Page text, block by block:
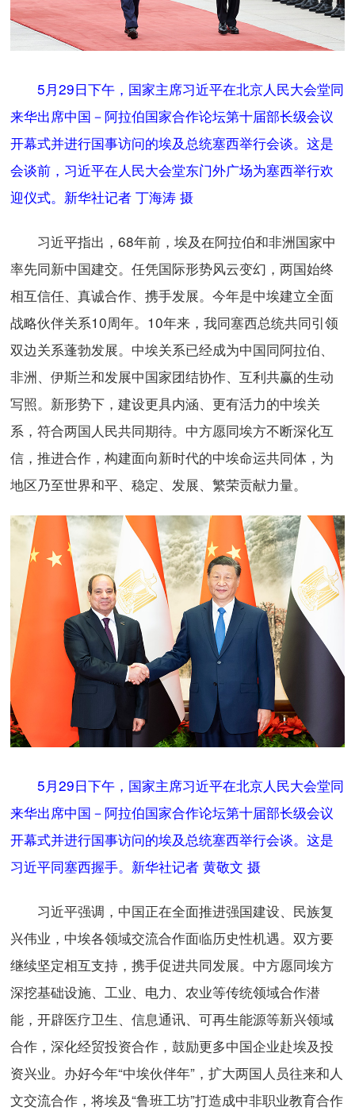
5月29日下午，国家主席习近平在北京人民大会堂同
来华出席中国－阿拉伯国家合作论坛第十届部长级会议
开幕式并进行国事访问的埃及总统塞西举行会谈。这是
会谈前，习近平在人民大会堂东门外广场为塞西举行欢
迎仪式。新华社记者 丁海涛 摄
习近平指出，68年前，埃及在阿拉伯和非洲国家中
率先同新中国建交。任凭国际形势风云变幻，两国始终
相互信任、真诚合作、携手发展。今年是中埃建立全面
战略伙伴关系10周年。10年来，我同塞西总统共同引领
双边关系蓬勃发展。中埃关系已经成为中国同阿拉伯、
非洲、伊斯兰和发展中国家团结协作、互利共赢的生动
写照。新形势下，建设更具内涵、更有活力的中埃关
系，符合两国人民共同期待。中方愿同埃方不断深化互
信，推进合作，构建面向新时代的中埃命运共同体，为
地区乃至世界和平、稳定、发展、繁荣贡献力量。
5月29日下午，国家主席习近平在北京人民大会堂同
来华出席中国－阿拉伯国家合作论坛第十届部长级会议
开幕式并进行国事访问的埃及总统塞西举行会谈。这是
习近平同塞西握手。新华社记者 黄敬文 摄
习近平强调，中国正在全面推进强国建设、民族复
兴伟业，中埃各领域交流合作面临历史性机遇。双方要
继续坚定相互支持，携手促进共同发展。中方愿同埃方
深挖基础设施、工业、电力、农业等传统领域合作潜
能，开辟医疗卫生、信息通讯、可再生能源等新兴领域
合作，深化经贸投资合作，鼓励更多中国企业赴埃及投
资兴业。办好今年“中埃伙伴年”，扩大两国人员往来和人
文交流合作，将埃及“鲁班工坊”打造成中非职业教育合作